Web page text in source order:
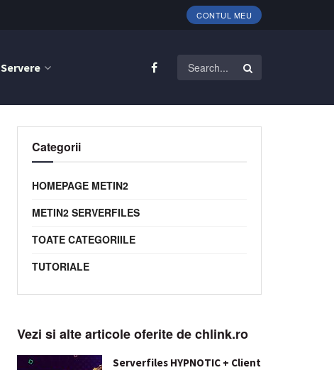
CONTUL MEU
Servere
Categorii
HOMEPAGE METIN2
METIN2 SERVERFILES
TOATE CATEGORIILE
TUTORIALE
Vezi si alte articole oferite de chlink.ro
Serverfiles HYPNOTIC + Client